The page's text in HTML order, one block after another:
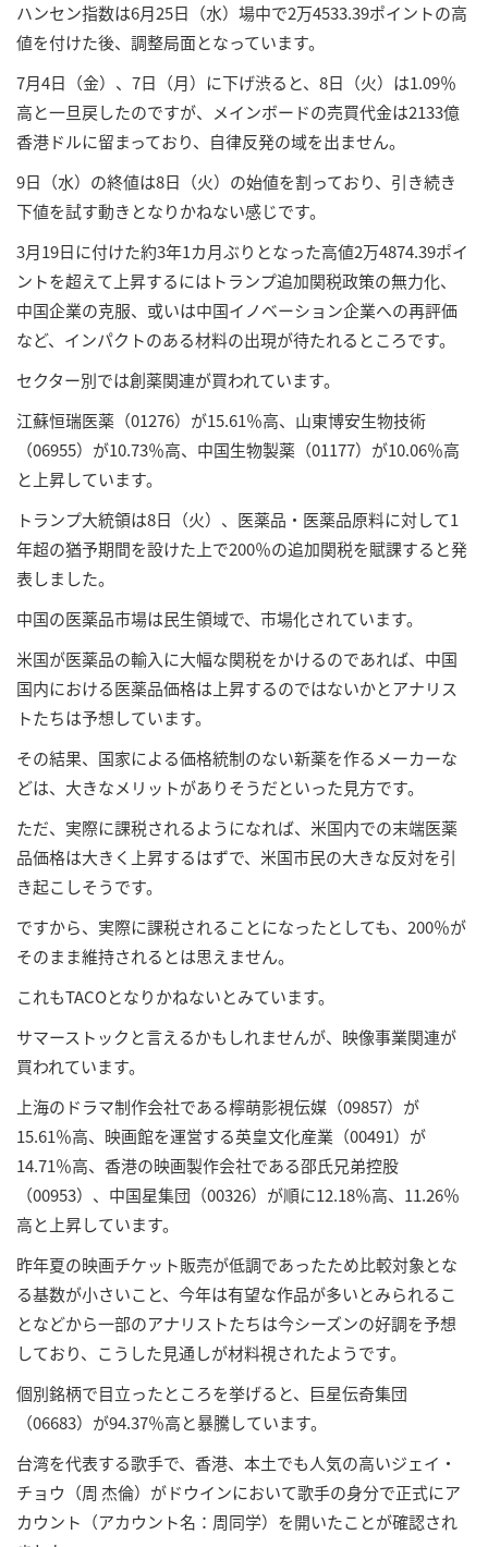
ハンセン指数は6月25日（水）場中で2万4533.39ポイントの高
値を付けた後、調整局面となっています。
7月4日（金）、7日（月）に下げ渋ると、8日（火）は1.09％
高と一旦戻したのですが、メインボードの売買代金は2133億
香港ドルに留まっており、自律反発の域を出ません。
9日（水）の終値は8日（火）の始値を割っており、引き続き
下値を試す動きとなりかねない感じです。
3月19日に付けた約3年1カ月ぶりとなった高値2万4874.39ポイ
ントを超えて上昇するにはトランプ追加関税政策の無力化、
中国企業の克服、或いは中国イノベーション企業への再評価
など、インパクトのある材料の出現が待たれるところです。
セクター別では創薬関連が買われています。
江蘇恒瑞医薬（01276）が15.61％高、山東博安生物技術
（06955）が10.73％高、中国生物製薬（01177）が10.06％高
と上昇しています。
トランプ大統領は8日（火）、医薬品・医薬品原料に対して1
年超の猶予期間を設けた上で200％の追加関税を賦課すると発
表しました。
中国の医薬品市場は民生領域で、市場化されています。
米国が医薬品の輸入に大幅な関税をかけるのであれば、中国
国内における医薬品価格は上昇するのではないかとアナリス
トたちは予想しています。
その結果、国家による価格統制のない新薬を作るメーカーな
どは、大きなメリットがありそうだといった見方です。
ただ、実際に課税されるようになれば、米国内での末端医薬
品価格は大きく上昇するはずで、米国市民の大きな反対を引
き起こしそうです。
ですから、実際に課税されることになったとしても、200％が
そのまま維持されるとは思えません。
これもTACOとなりかねないとみています。
サマーストックと言えるかもしれませんが、映像事業関連が
買われています。
上海のドラマ制作会社である檸萌影視伝媒（09857）が
15.61％高、映画館を運営する英皇文化産業（00491）が
14.71％高、香港の映画製作会社である邵氏兄弟控股
（00953）、中国星集団（00326）が順に12.18％高、11.26％
高と上昇しています。
昨年夏の映画チケット販売が低調であったため比較対象とな
る基数が小さいこと、今年は有望な作品が多いとみられるこ
となどから一部のアナリストたちは今シーズンの好調を予想
しており、こうした見通しが材料視されたようです。
個別銘柄で目立ったところを挙げると、巨星伝奇集団
（06683）が94.37％高と暴騰しています。
台湾を代表する歌手で、香港、本土でも人気の高いジェイ・
チョウ（周 杰倫）がドウインにおいて歌手の身分で正式にア
カウント（アカウント名：周同学）を開いたことが確認され